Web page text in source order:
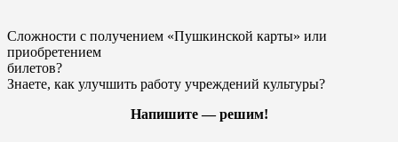
Сложности с получением «Пушкинской карты» или
приобретением
билетов?
Знаете, как улучшить работу учреждений культуры?
Напишите — решим!